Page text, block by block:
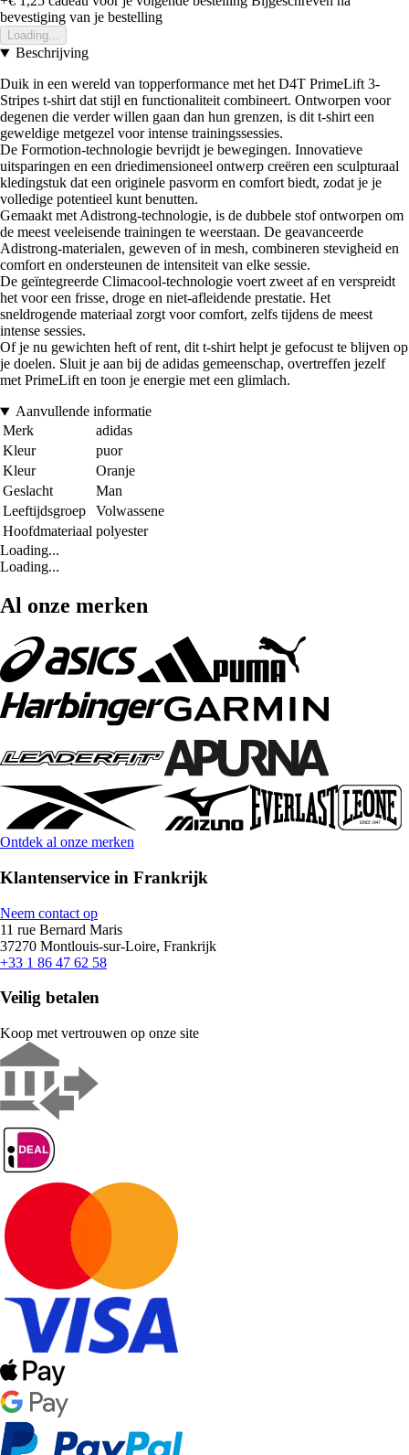
bevestiging van je bestelling
Loading...
Beschrijving
Duik in een wereld van topperformance met het D4T PrimeLift 3-
Stripes t-shirt dat stijl en functionaliteit combineert. Ontworpen voor
degenen die verder willen gaan dan hun grenzen, is dit t-shirt een
geweldige metgezel voor intense trainingssessies.
De Formotion-technologie bevrijdt je bewegingen. Innovatieve
uitsparingen en een driedimensioneel ontwerp creëren een sculpturaal
kledingstuk dat een originele pasvorm en comfort biedt, zodat je je
volledige potentieel kunt benutten.
Gemaakt met Adistrong-technologie, is de dubbele stof ontworpen om
de meest veeleisende trainingen te weerstaan. De geavanceerde
Adistrong-materialen, geweven of in mesh, combineren stevigheid en
comfort en ondersteunen de intensiteit van elke sessie.
De geïntegreerde Climacool-technologie voert zweet af en verspreidt
het voor een frisse, droge en niet-afleidende prestatie. Het
sneldrogende materiaal zorgt voor comfort, zelfs tijdens de meest
intense sessies.
Of je nu gewichten heft of rent, dit t-shirt helpt je gefocust te blijven op
je doelen. Sluit je aan bij de adidas gemeenschap, overtreffen jezelf
met PrimeLift en toon je energie met een glimlach.
Aanvullende informatie
Merk
adidas
Kleur
puor
Kleur
Oranje
Geslacht
Man
Leeftijdsgroep
Volwassene
Hoofdmateriaal polyester
Loading...
Loading...
Al onze merken
Ontdek al onze merken
Klantenservice in Frankrijk
Neem contact op
11 rue Bernard Maris
37270 Montlouis-sur-Loire, Frankrijk
+33 1 86 47 62 58
Veilig betalen
Koop met vertrouwen op onze site